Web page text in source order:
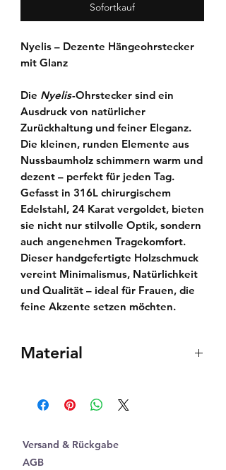
Sofortkauf
Nyelis – Dezente Hängeohrstecker
mit Glanz
Die Nyelis-Ohrstecker sind ein
Ausdruck von natürlicher
Zurückhaltung und feiner Eleganz.
Die kleinen, runden Elemente aus
Nussbaumholz schimmern warm und
dezent – perfekt für jeden Tag.
Gefasst in 316L chirurgischem
Edelstahl, 24 Karat vergoldet, bieten
sie nicht nur stilvolle Optik, sondern
auch angenehmen Tragekomfort.
Dieser handgefertigte Holzschmuck
vereint Minimalismus, Natürlichkeit
und Qualität – ideal für Frauen, die
feine Akzente setzen möchten.
Material
Edelstahl 316l
Versand & Rückgabe
AGB